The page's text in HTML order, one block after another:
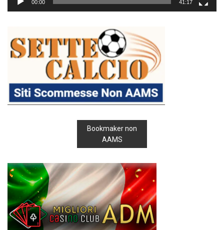
00:00 41:17
Bookmaker non
AAMS